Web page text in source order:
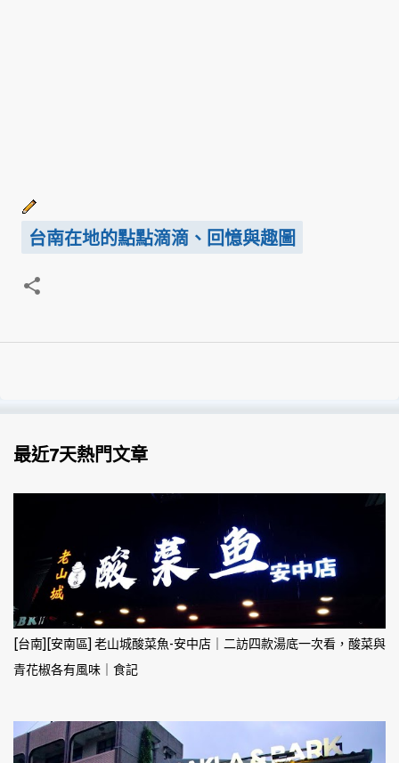
台南在地的點點滴滴、回憶與趣圖
最近7天熱門文章
[台南][安南區] 老山城酸菜魚-安中店｜二訪四款湯底一次看，酸菜與
青花椒各有風味｜食記